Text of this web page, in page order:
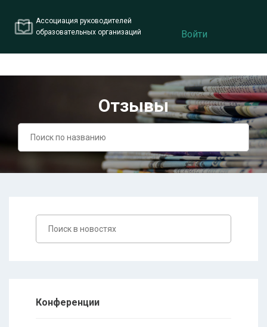
Ассоциация руководителей
образовательных организаций
Войти
Отзывы
Конференции